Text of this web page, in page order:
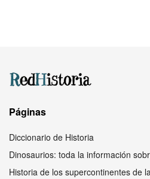
Páginas
Diccionario de Historia
Dinosaurios: toda la información
Historia de los supercontinentes de